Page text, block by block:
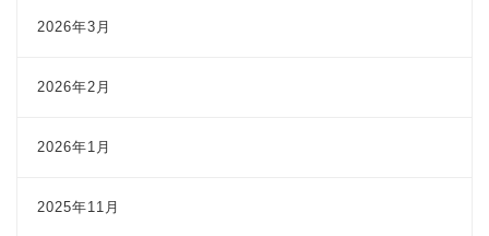
2026年3月
2026年2月
2026年1月
2025年11月